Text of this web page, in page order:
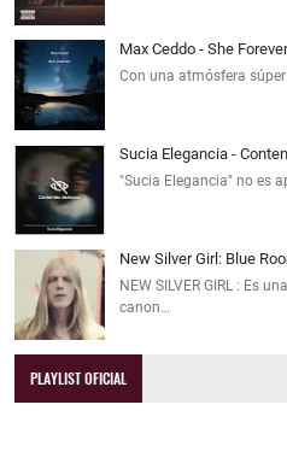
Max Ceddo - She Forever
Con una atmósfera
Sucia Elegancia -
"Sucia Elegancia" no es
New Silver Girl: Blue
NEW SILVER GIRL : Es
canon…
PLAYLIST OFICIAL